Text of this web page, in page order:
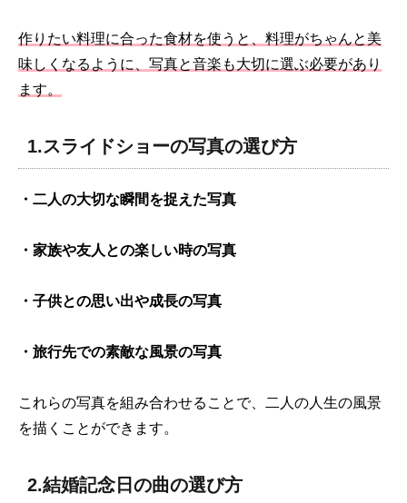
作りたい料理に合った食材を使うと、料理がちゃんと美
味しくなるように、写真と音楽も大切に選ぶ必要があり
ます。
1.スライドショーの写真の選び方
・二人の大切な瞬間を捉えた写真
・家族や友人との楽しい時の写真
・子供との思い出や成長の写真
・旅行先での素敵な風景の写真
これらの写真を組み合わせることで、二人の人生の風景
を描くことができます。
2.結婚記念日の曲の選び方